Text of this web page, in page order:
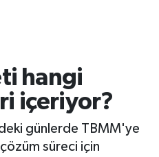
hangi
içeriyor?
günlerde TBMM'ye
süreci için